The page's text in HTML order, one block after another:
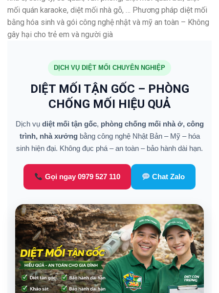
mối quán karaoke, diệt mối nhà gỗ, … Phương pháp diệt mối
bằng hóa sinh và gói công nghệ nhật và mỹ an toàn – Không
gây hại cho trẻ em và người già
DỊCH VỤ DIỆT MỐI CHUYÊN NGHIỆP
DIỆT MỐI TẬN GỐC – PHÒNG
CHỐNG MỐI HIỆU QUẢ
Dịch vụ diệt mối tận gốc, phòng chống mối nhà ở, công
trình, nhà xưởngbằng công nghệ Nhật Bản – Mỹ – hóa
sinh hiện đại. Không đục phá – an toàn – bảo hành dài hạn.
Gọi ngay 0979 527 110 Chat Zalo